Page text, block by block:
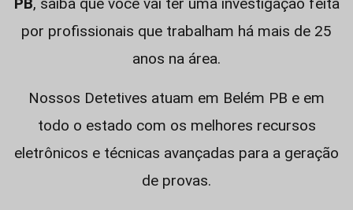
por profissionais que trabalham há mais de 25
anos na área.
Nossos Detetives atuam em Belém PB e em
todo o estado com os melhores recursos
eletrônicos e técnicas avançadas para a geração
de provas.